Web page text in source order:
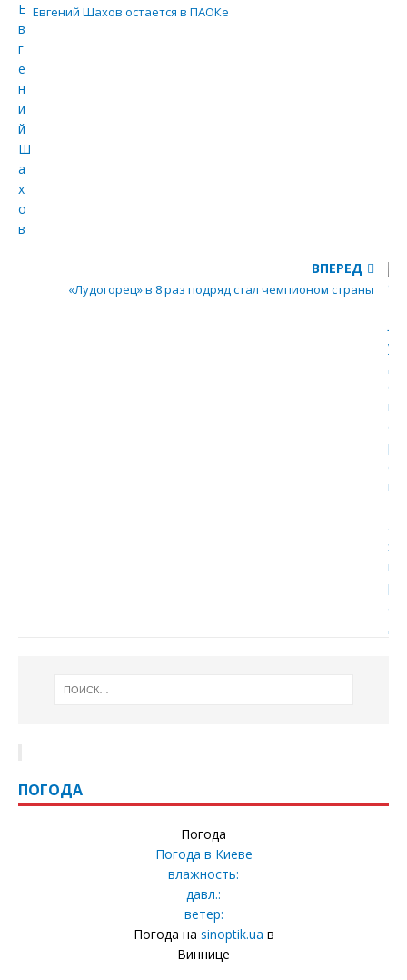
Евгений Шахов остается в ПАОКе
ВПЕРЕД
«Лудогорец» в 8 раз подряд стал чемпионом страны
ПОГОДА
Погода
Погода в Киеве
влажность:
давл.:
ветер:
Погода на sinoptik.ua в
Виннице